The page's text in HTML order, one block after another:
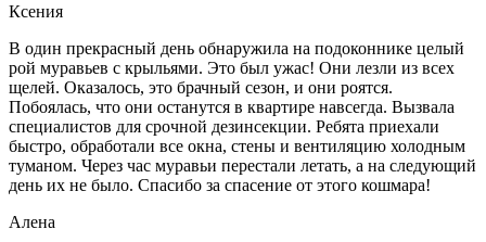
Ксения
В один прекрасный день обнаружила на подоконнике целый
рой муравьев с крыльями. Это был ужас! Они лезли из всех
щелей. Оказалось, это брачный сезон, и они роятся.
Побоялась, что они останутся в квартире навсегда. Вызвала
специалистов для срочной дезинсекции. Ребята приехали
быстро, обработали все окна, стены и вентиляцию холодным
туманом. Через час муравьи перестали летать, а на следующий
день их не было. Спасибо за спасение от этого кошмара!
Алена